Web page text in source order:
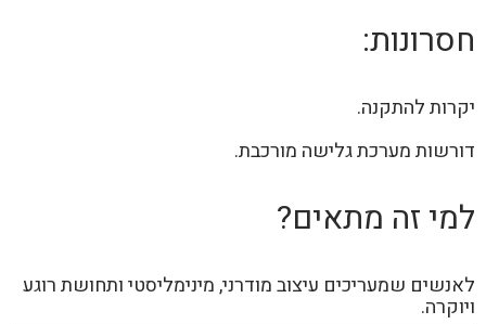
חסרונות:
יקרות להתקנה.
דורשות מערכת גלישה מורכבת.
למי זה מתאים?
לאנשים שמעריכים עיצוב מודרני, מינימליסטי ותחושת רוגע
ויוקרה.